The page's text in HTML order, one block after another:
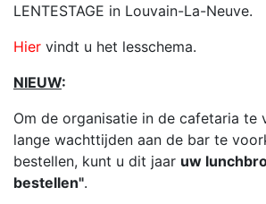
LENTESTAGE in Louvain-La-Neuve.
Hier vindt u het lesschema.
NIEUW:
Om de organisatie in de cafetaria te
lange wachttijden aan de bar te
bestellen, kunt u dit jaar uw
bestellen".